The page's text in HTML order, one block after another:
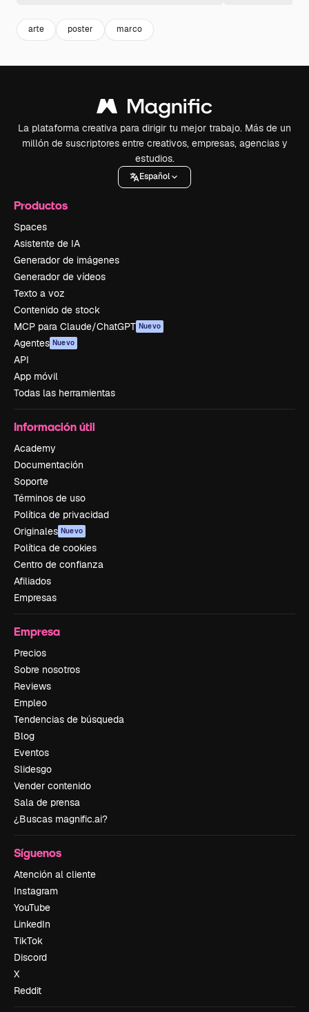
arte poster marco
La plataforma creativa para dirigir tu mejor trabajo. Más de un
millón de suscriptores entre creativos, empresas, agencias y
estudios.
Español
Productos
Spaces
Asistente de IA
Generador de imágenes
Generador de vídeos
Texto a voz
Contenido de stock
MCP para Claude/ChatGPT Nuevo
Agentes Nuevo
API
App móvil
Todas las herramientas
Información útil
Academy
Documentación
Soporte
Términos de uso
Política de privacidad
Originales Nuevo
Política de cookies
Centro de confianza
Afiliados
Empresas
Empresa
Precios
Sobre nosotros
Reviews
Empleo
Tendencias de búsqueda
Blog
Eventos
Slidesgo
Vender contenido
Sala de prensa
¿Buscas magnific.ai?
Síguenos
Atención al cliente
Instagram
YouTube
LinkedIn
TikTok
Discord
X
Reddit